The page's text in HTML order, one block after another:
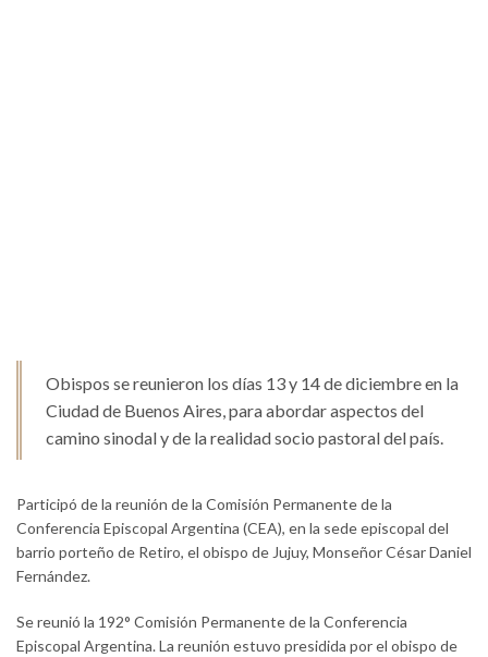
Obispos se reunieron los días 13 y 14 de diciembre en la
Ciudad de Buenos Aires, para abordar aspectos del
camino sinodal y de la realidad socio pastoral del país.
Participó de la reunión de la Comisión Permanente de la
Conferencia Episcopal Argentina (CEA), en la sede episcopal del
barrio porteño de Retiro, el obispo de Jujuy, Monseñor César Daniel
Fernández.
Se reunió la 192° Comisión Permanente de la Conferencia
Episcopal Argentina. La reunión estuvo presidida por el obispo de